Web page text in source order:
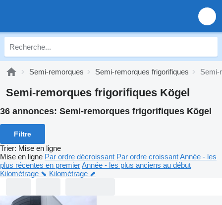
Semi-remorques Semi-remorques frigorifiques Semi-
Semi-remorques frigorifiques Kögel
36 annonces: Semi-remorques frigorifiques Kögel
Filtre
Trier: Mise en ligne
Mise en ligne Par ordre décroissant Par ordre croissantAnnée - les
plus récentes en premierAnnée - les plus anciens au début
Kilométrage ⬊ Kilométrage ⬈